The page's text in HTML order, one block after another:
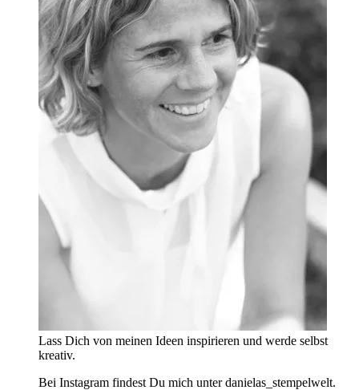
Lass Dich von meinen Ideen inspirieren und werde selbst
kreativ.
Bei Instagram findest Du mich unter danielas_stempelwelt.